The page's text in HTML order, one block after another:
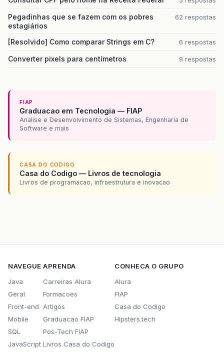
Pegadinhas que se fazem com os pobres
estagiários
62 respostas
[Resolvido] Como comparar Strings em C? 6 respostas
Converter pixels para centímetros 9 respostas
FIAP
Graduacao em Tecnologia — FIAP
Analise e Desenvolvimento de Sistemas, Engenharia de
Software e mais
CASA DO CODIGO
Casa do Codigo — Livros de tecnologia
Livros de programacao, infraestrutura e inovacao
NAVEGUE
Java
Geral
Front-end
Mobile
SQL
JavaScript
APRENDA
Carreiras Alura
Formacoes
Artigos
Graduacao FIAP
Pos-Tech FIAP
Livros Casa do Codigo
CONHECA O GRUPO
Alura
FIAP
Casa do Codigo
Hipsters.tech